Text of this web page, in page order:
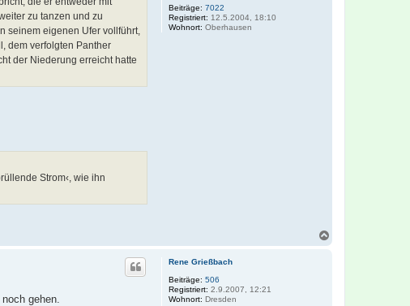
Beiträge: 7022
Registriert: 12.5.2004, 18:10
Wohnort: Oberhausen
zu tanzen und zu
seinem eigenen Ufer vollführt,
dem verfolgten Panther
der Niederung erreicht hatte
Strom‹, wie ihn
Rene Grießbach
Beiträge: 506
Registriert: 2.9.2007, 12:21
Wohnort: Dresden
gehen.